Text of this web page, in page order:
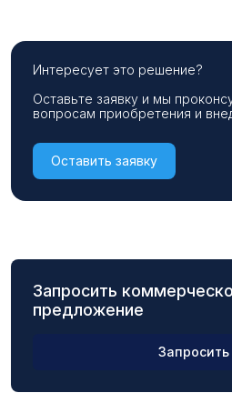
Интересует это решение?
Оставьте заявку и мы
вопросам приобретения и
Оставить заявку
Запросить
предложение